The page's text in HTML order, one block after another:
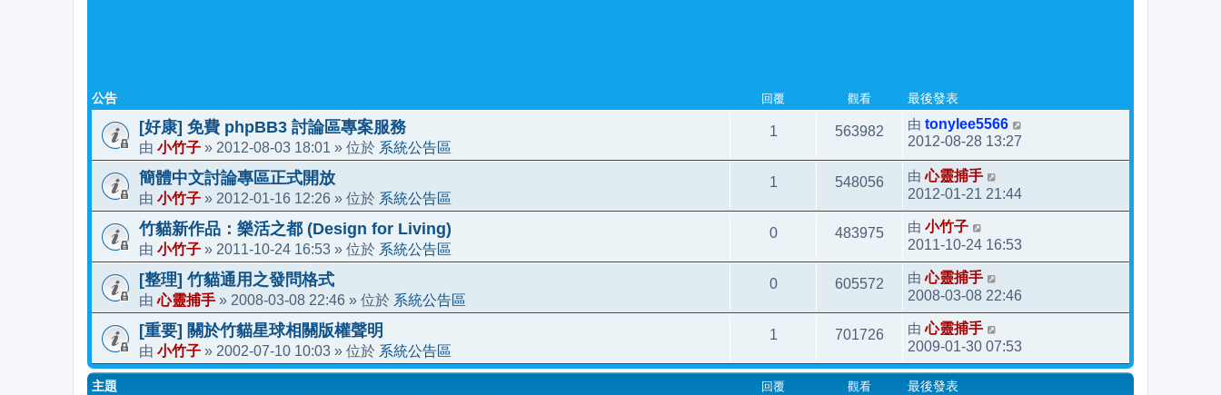
公告 回覆 觀看 最後發表
[好康] 免費 phpBB3 討論區專案服務
由 小竹子 » 2012-08-03 18:01 » 位於 系統公告區
1 563982 由 tonylee5566
2012-08-28 13:27
簡體中文討論專區正式開放
由 小竹子 » 2012-01-16 12:26 » 位於 系統公告區
1 548056 由心靈捕手
2012-01-21 21:44
竹貓新作品：樂活之都 (Design for Living)
由 小竹子 » 2011-10-24 16:53 » 位於 系統公告區
0 483975 由 小竹子
2011-10-24 16:53
[整理] 竹貓通用之發問格式
由心靈捕手 » 2008-03-08 22:46 » 位於 系統公告區
0 605572 由心靈捕手
2008-03-08 22:46
[重要] 關於竹貓星球相關版權聲明
由 小竹子 » 2002-07-10 10:03 » 位於 系統公告區
1 701726 由心靈捕手
2009-01-30 07:53
主題 回覆 觀看 最後發表